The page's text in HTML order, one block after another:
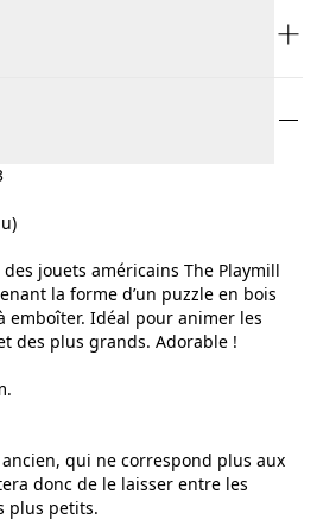
jouets américains The Playmill
la forme d’un puzzle en bois
emboîter. Idéal pour animer les
des plus grands. Adorable !
qui ne correspond plus aux
donc de le laisser entre les
plus petits.